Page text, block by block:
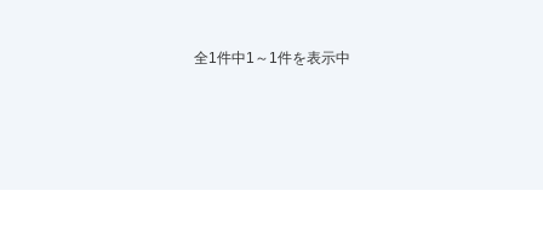
全1件中1～1件を表示中